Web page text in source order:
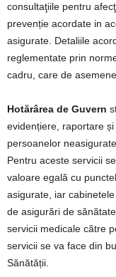
consultaţiile pentru
prevenție acordate in
asigurate. Detaliile
reglementate prin
cadru, care de
Hotărârea de Guvern
evidențiere, raportare
persoanelor
Pentru aceste servicii
valoare egală cu
asigurate, iar
de asigurări de
servicii medicale către
servicii se va face din
Sănătății.